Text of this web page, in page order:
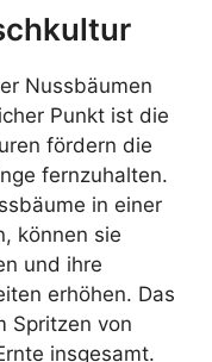
Nussbäumen
Punkt ist die
fördern die
fernzuhalten.
in einer
können sie
und ihre
erhöhen. Das
Spritzen von
insgesamt.